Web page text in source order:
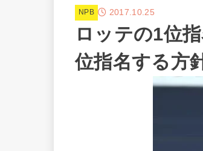
NPB 2017.10.25
ロッテの1位
位指名する方